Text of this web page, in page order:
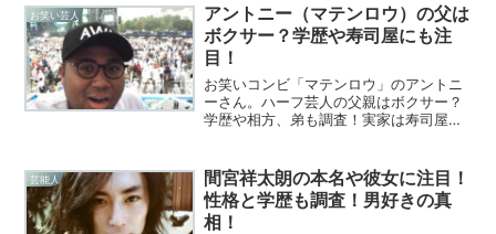
お笑い芸人
アントニー（マテンロウ）の父は
ボクサー？学歴や寿司屋にも注
目！
お笑いコンビ「マテンロウ」のアントニ
ーさん。ハーフ芸人の父親はボクサー？
学歴や相方、弟も調査！実家は寿司屋の
芸能人
間宮祥太朗の本名や彼女に注目！
性格と学歴も調査！男好きの真
相！